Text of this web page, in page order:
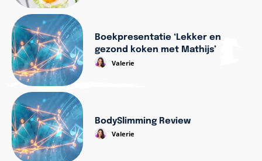
Boekpresentatie ‘Lekker en
gezond koken met Mathijs’
Valerie
BodySlimming Review
Valerie